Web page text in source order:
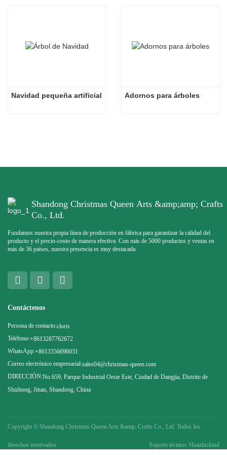
Navidad pequeña artificial Adornos para árboles
Shandong Christmas Queen Arts &amp;amp; Crafts
Co., Ltd.
Fundamos nuestra propia línea de producción en fábrica para garantizar la calidad del
producto y el precio-costo de manera efectiva. Con más de 5000 productos y ventas en
más de 36 países, nuestra presencia es muy destacada.
Contáctenos
Persona de contacto:cloris
Teléfono:+8613287762672
WhatsApp:+8613356696031
Correo electrónico empresarial:sales04@christmas-queen.com
DIRECCIÓN:No.659, Parque Industrial Oeste Este, Ciudad de Dangjia, Distrito de
Shizhong, Jinan, Shandong, China
Copyright © Shandong Christmas Queen Arts &amp; Crafts Co., Ltd. Todos los
derechos reservados. Soporte técnico: Huazhicloud